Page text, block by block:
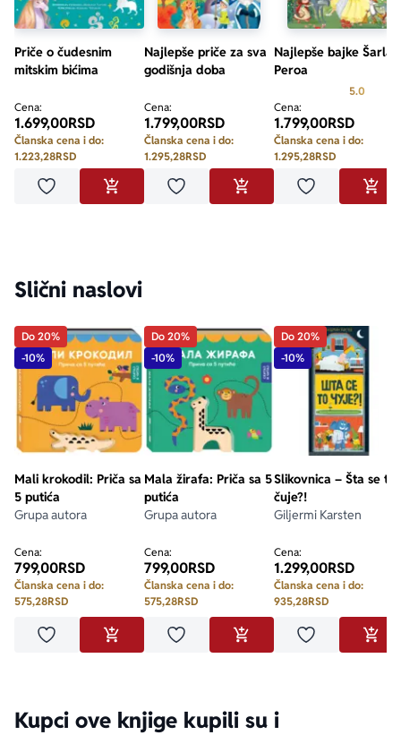
Priče o čudesnim
mitskim bićima
Cena:
1.699,00RSD
Članska cena i do:
1.223,28RSD
Dodaj u omiljeneDODAJ U KORPU
Najlepše priče za sva
godišnja doba
Cena:
1.799,00RSD
Članska cena i do:
1.295,28RSD
Dodaj u omiljeneDODAJ U KORPU
Najlepše bajke Šarla
Peroa
5.0
Cena:
1.799,00RSD
Članska cena i do:
1.295,28RSD
Dodaj u
Slični naslovi
Do 20%
-10%
Mali krokodil: Priča sa
5 putića
Grupa autora
Cena:
799,00RSD
Članska cena i do:
575,28RSD
Dodaj u omiljeneDODAJ U KORPU
Do 20%
-10%
Mala žirafa: Priča sa 5
putića
Grupa autora
Cena:
799,00RSD
Članska cena i do:
575,28RSD
Dodaj u omiljeneDODAJ U KORPU
Do 20%
-10%
Slikovnica – Šta se to
čuje?!
Giljermi Karsten
Cena:
1.299,00RSD
Članska cena i do:
935,28RSD
Dodaj u
Kupci ove knjige kupili su i